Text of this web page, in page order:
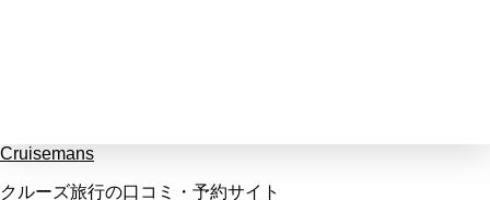
Cruisemans
クルーズ旅行の口コミ・予約サイト